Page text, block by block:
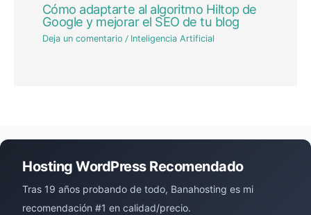
Cómo adaptarte al algoritmo Hiltop de
Google y mejorar el SEO de tu blog
Deja un comentario / Inteligencia Artificial
Hosting WordPress Recomendado
Tras 19 años probando de todo, Banahosting es mi
recomendación #1 en calidad/precio.